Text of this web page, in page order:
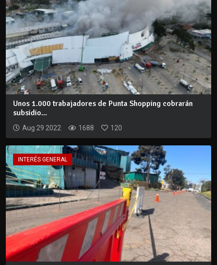
Unos 1.000 trabajadores de Punta Shopping cobrarán
subsidio...
Aug 29 2022 1688 120
INTERÉS GENERAL